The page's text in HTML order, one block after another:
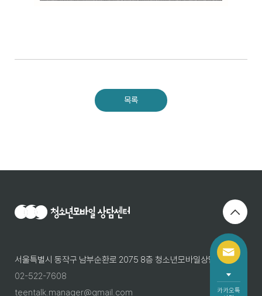
목록
카카오톡
서울특별시 동작구 남부순환로 2075 8층 청소년모바일상담센터
02-522-7608
teentalk.manager@gmail.com